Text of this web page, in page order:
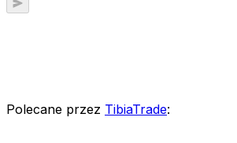
Polecane przez TibiaTrade: